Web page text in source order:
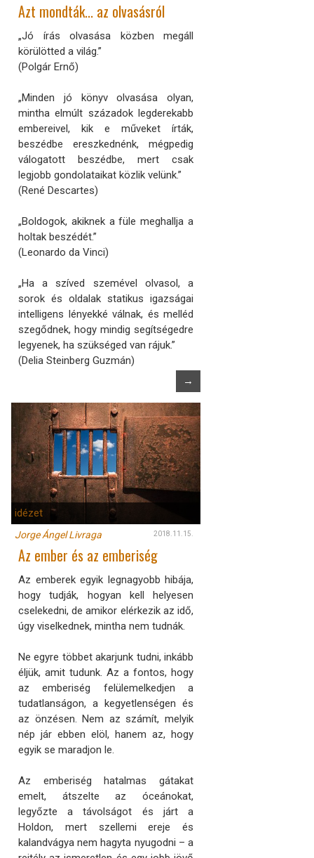
Azt mondták... az olvasásról
„Jó írás olvasása közben megáll
körülötted a világ.”
(Polgár Ernő)
„Minden jó könyv olvasása olyan,
mintha elmúlt századok legderekabb
embereivel, kik e műveket írták,
beszédbe ereszkednénk, mégpedig
válogatott beszédbe, mert csak
legjobb gondolataikat közlik velünk.”
(René Descartes)
„Boldogok, akiknek a füle meghallja a
holtak beszédét.”
(Leonardo da Vinci)
„Ha a szíved szemével olvasol, a
sorok és oldalak statikus igazságai
intelligens lényekké válnak, és melléd
szegődnek, hogy mindig segítségedre
legyenek, ha szükséged van rájuk.”
(Delia Steinberg Guzmán)
→
idézet
Jorge Ángel Livraga 2018.11.15.
Az ember és az emberiség
Az emberek egyik legnagyobb hibája,
hogy tudják, hogyan kell helyesen
cselekedni, de amikor elérkezik az idő,
úgy viselkednek, mintha nem tudnák.
Ne egyre többet akarjunk tudni, inkább
éljük, amit tudunk. Az a fontos, hogy
az emberiség felülemelkedjen a
tudatlanságon, a kegyetlenségen és
az önzésen. Nem az számít, melyik
nép jár ebben elöl, hanem az, hogy
egyik se maradjon le.
Az emberiség hatalmas gátakat
emelt, átszelte az óceánokat,
legyőzte a távolságot és járt a
Holdon, mert szellemi ereje és
kalandvágya nem hagyta nyugodni – a